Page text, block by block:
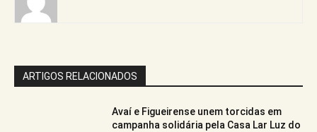
ARTIGOS RELACIONADOS
Avaí e Figueirense unem torcidas em
campanha solidária pela Casa Lar Luz do